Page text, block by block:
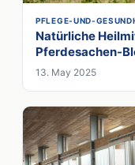
PFLEGE-UND-
Natürliche
Pferdesachen-
13. May 2025